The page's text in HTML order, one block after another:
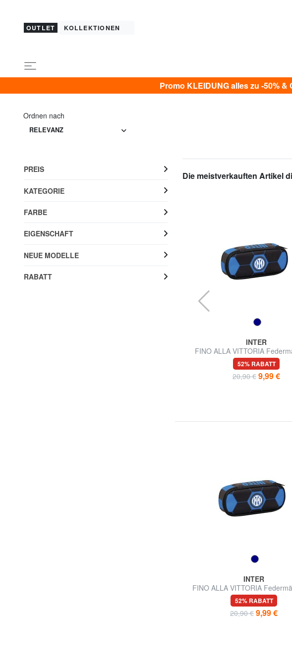
OUTLET KOLLEKTIONEN
Promo KLEIDUNG alles zu -50%
Ordnen nach
RELEVANZ
Die meistverkauften Artikel
INTER
FINO ALLA VITTORIA
52% RABATT
20,90 € 9,99 €
INTER
FINO ALLA VITTORIA
52% RABATT
20,90 € 9,99 €
PREIS
KATEGORIE
FARBE
EIGENSCHAFT
NEUE MODELLE
RABATT